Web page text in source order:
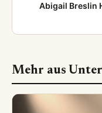
Abigail Breslin
Mehr aus